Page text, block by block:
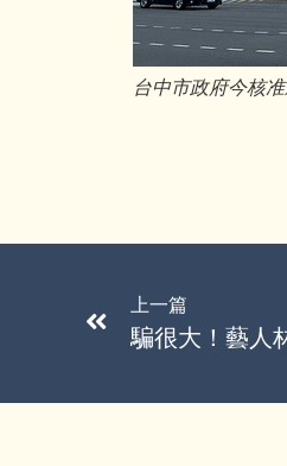
台中市政府今核
上一篇
騙很大！藝人